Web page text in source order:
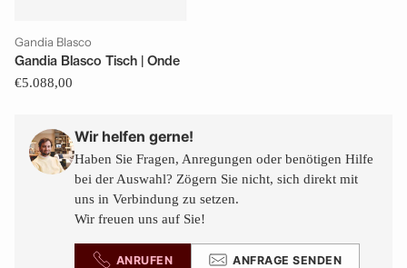
Gandia Blasco
Gandia Blasco Tisch | Onde
€5.088,00
Wir helfen gerne!
Haben Sie Fragen, Anregungen oder benötigen Hilfe
bei der Auswahl? Zögern Sie nicht, sich direkt mit
uns in Verbindung zu setzen.
Wir freuen uns auf Sie!
ANRUFEN ANFRAGE SENDEN